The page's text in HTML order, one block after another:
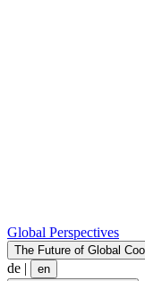
Global Perspectives
The Future of Global
de | en